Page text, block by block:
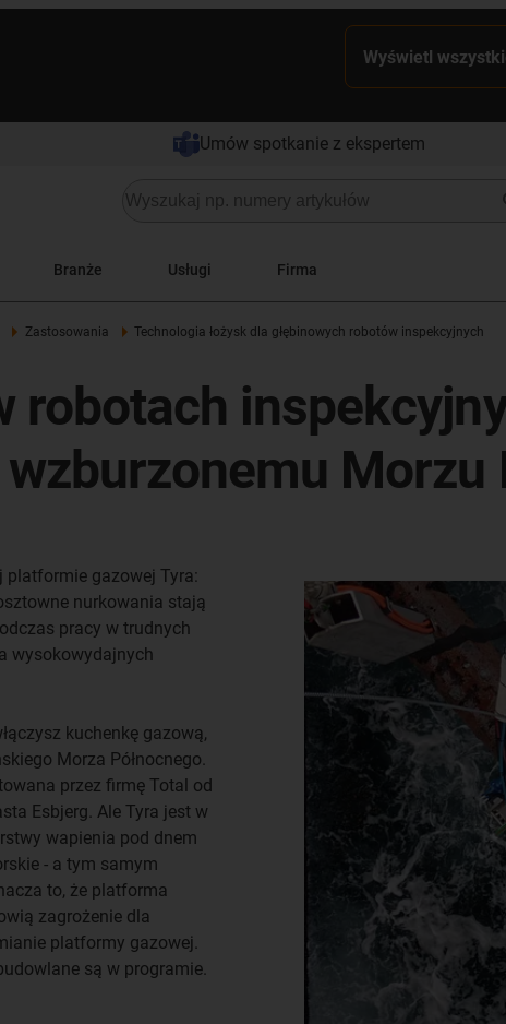
Wyświetl
Umów spotkanie z ekspertem
Branże Usługi Firma
Zastosowania Technologia łożysk dla głębinowych robotów inspekcyjnych
robotach
Morzu
platformie gazowej Tyra:
nurkowania stają
pracy w trudnych
wysokowydajnych
kuchenkę gazową,
Morza Północnego.
przez firmę Total od
Esbjerg. Ale Tyra jest w
wapienia pod dnem
- a tym samym
to, że platforma
zagrożenie dla
platformy gazowej.
są w programie.